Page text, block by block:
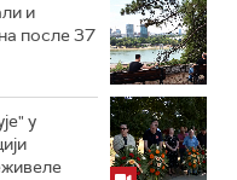
и
после 37
у